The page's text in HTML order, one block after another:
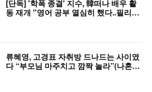
[단독] '학폭 종결' 지수, 韓떠나 배우 활
동 재개 "영어 공부 열심히 했다..필리핀
류혜영, 고경표 자취방 드나드는 사이였
다 “부모님 마주치고 깜짝 놀라”(나혼자